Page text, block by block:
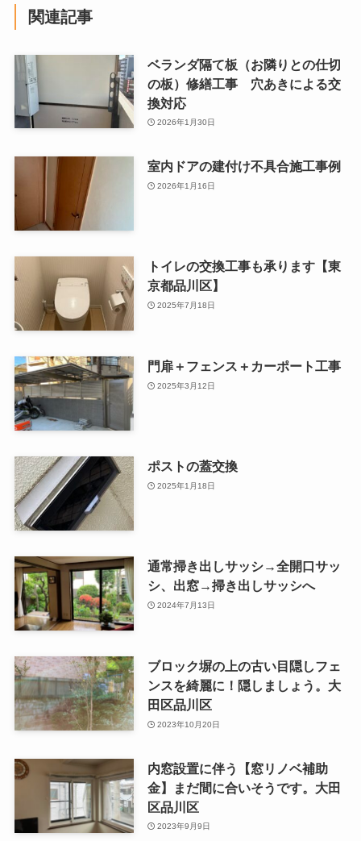
関連記事
ベランダ隔て板（お隣りとの仕切
の板）修繕工事 穴あきによる交
換対応
2026年1月30日
室内ドアの建付け不具合施工事例
2026年1月16日
トイレの交換工事も承ります【東
京都品川区】
2025年7月18日
門扉＋フェンス＋カーポート工事
2025年3月12日
ポストの蓋交換
2025年1月18日
通常掃き出しサッシ→全開口サッ
シ、出窓→掃き出しサッシへ
2024年7月13日
ブロック塀の上の古い目隠しフェ
ンスを綺麗に！隠しましょう。大
田区品川区
2023年10月20日
内窓設置に伴う【窓リノベ補助
金】まだ間に合いそうです。大田
区品川区
2023年9月9日